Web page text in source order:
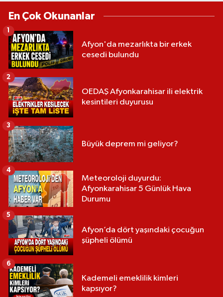
En Çok Okunanlar
Afyon'da mezarlıkta bir erkek
cesedi bulundu
1
OEDAŞ Afyonkarahisar ili elektrik
kesintileri duyurusu
2
Büyük deprem mi geliyor?
3
Meteoroloji duyurdu:
Afyonkarahisar 5 Günlük Hava
Durumu
4
Afyon’da dört yaşındaki çocuğun
şüpheli ölümü
5
Kademeli emeklilik kimleri
kapsıyor?
6